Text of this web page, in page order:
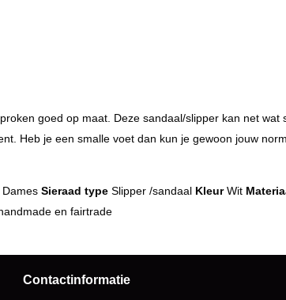
goed op maat. Deze sandaal/slipper kan net
Heb je een smalle voet dan kun je gewoon jouw
Sieraad typeSlipper /sandaal KleurWit
en fairtrade
Contactinformatie